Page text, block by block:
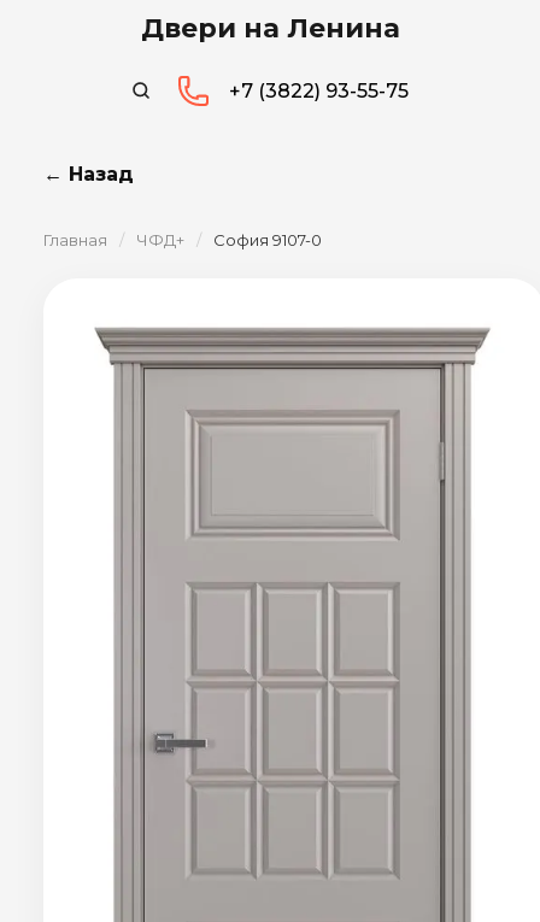
Двери на Ленина
+7 (3822) 93-55-75
← Назад
Главная / ЧФД+ / София 9107-0